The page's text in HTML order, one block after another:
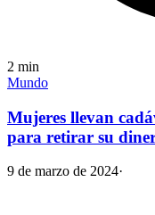
2 min
Mundo
Mujeres llevan
para retirar su
9 de marzo de 2024·